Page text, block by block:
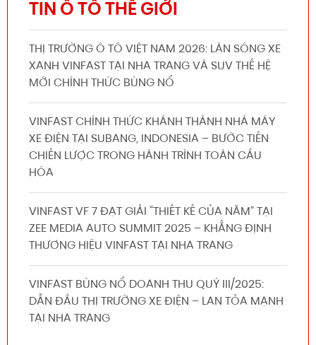
TIN Ô TÔ THẾ GIỚI
THỊ TRƯỜNG Ô TÔ VIỆT NAM 2026: LÀN SÓNG XE
XANH VINFAST TẠI NHA TRANG VÀ SUV THẾ HỆ
MỚI CHÍNH THỨC BÙNG NỔ
VINFAST CHÍNH THỨC KHÁNH THÀNH NHÀ MÁY
XE ĐIỆN TẠI SUBANG, INDONESIA – BƯỚC TIẾN
CHIẾN LƯỢC TRONG HÀNH TRÌNH TOÀN CẦU
HÓA
VINFAST VF 7 ĐẠT GIẢI “THIẾT KẾ CỦA NĂM” TẠI
ZEE MEDIA AUTO SUMMIT 2025 – KHẲNG ĐỊNH
THƯƠNG HIỆU VINFAST TẠI NHA TRANG
VINFAST BÙNG NỔ DOANH THU QUÝ III/2025:
DẪN ĐẦU THỊ TRƯỜNG XE ĐIỆN – LAN TỎA MẠNH
TẠI NHA TRANG